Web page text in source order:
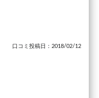
口コミ投稿日：2018/02/12